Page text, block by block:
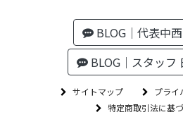
BLOG｜代表中
BLOG｜スタッフ
サイトマップ
プライ
特定商取引法に基